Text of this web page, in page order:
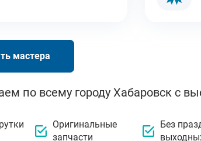
мастера
по всему городу Хабаровск с
Оригинальные
запчасти
Без